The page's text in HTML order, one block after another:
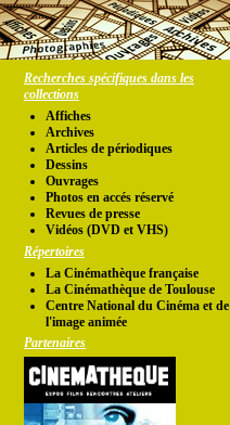
Recherches spécifiques dans les
collections
Affiches
Archives
Articles de périodiques
Dessins
Ouvrages
Photos en accés réservé
Revues de presse
Vidéos (DVD et VHS)
Répertoires
La Cinémathèque française
La Cinémathèque de Toulouse
Centre National du Cinéma et de
l'image animée
Partenaires